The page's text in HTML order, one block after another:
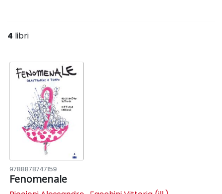
4 libri
9788878747159
Fenomenale